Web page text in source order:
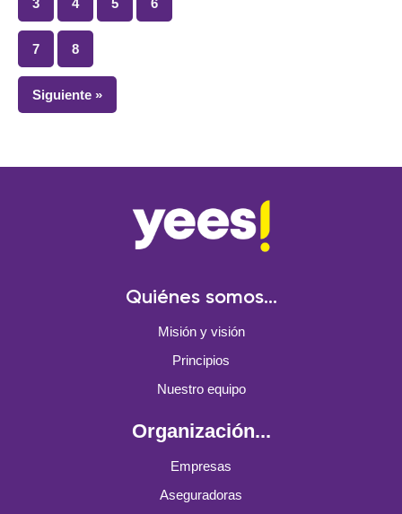
3 4 5 6
7 8
Siguiente »
Quiénes somos...
Misión y visión
Principios
Nuestro equipo
Organización...
Empresas
Aseguradoras